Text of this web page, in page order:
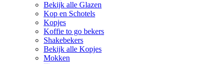
Bekijk alle Glazen
Kop en Schotels
Kopjes
Koffie to go bekers
Shakebekers
Bekijk alle Kopjes
Mokken